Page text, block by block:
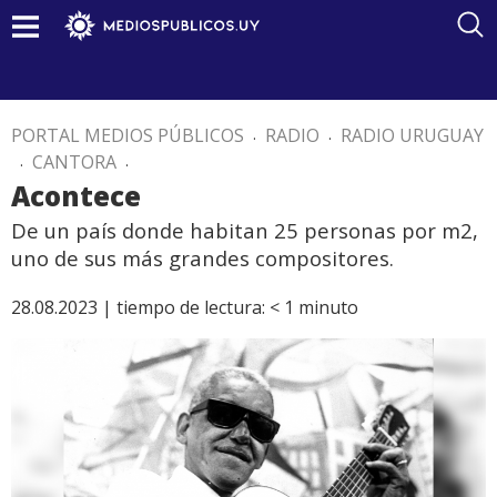
PORTAL MEDIOS PÚBLICOS . RADIO . RADIO URUGUAY
. CANTORA .
Acontece
De un país donde habitan 25 personas por m2,
uno de sus más grandes compositores.
28.08.2023 | tiempo de lectura: < 1 minuto